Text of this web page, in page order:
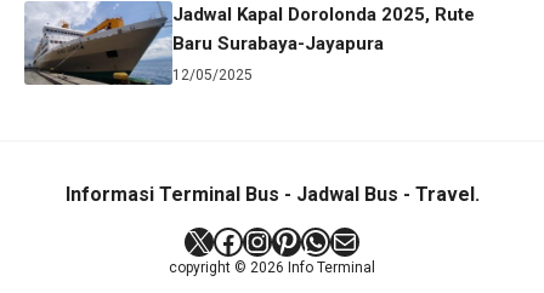
Jadwal Kapal Dorolonda 2025, Rute
Baru Surabaya-Jayapura
12/05/2025
Informasi Terminal Bus - Jadwal Bus - Travel.
X Facebook
Instagram
Pinterest
WhatsApp
Mail
copyright © 2026 Info Terminal